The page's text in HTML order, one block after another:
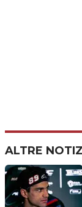
ALTRE